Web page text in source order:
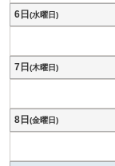
6日 (水曜日)
7日 (木曜日)
8日 (金曜日)